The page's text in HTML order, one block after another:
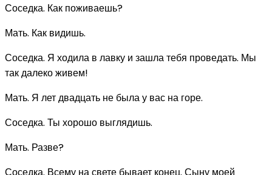
Соседка. Как поживаешь?
Мать. Как видишь.
Соседка. Я ходила в лавку и зашла тебя проведать. Мы
так далеко живем!
Мать. Я лет двадцать не была у вас на горе.
Соседка. Ты хорошо выглядишь.
Мать. Разве?
Соседка. Всему на свете бывает конец. Сыну моей